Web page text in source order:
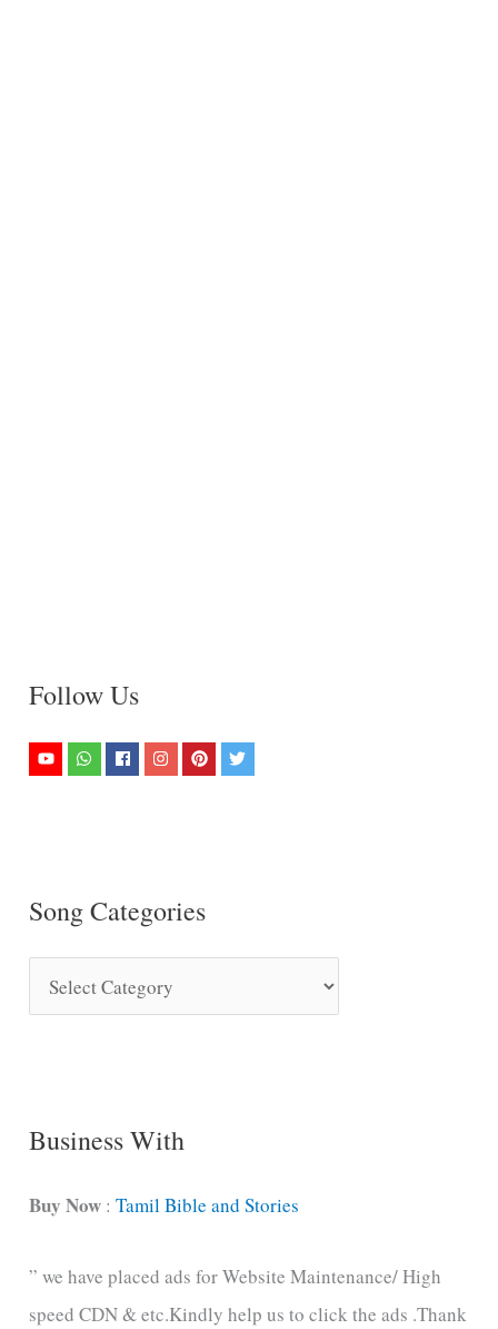
Follow Us
Song Categories
o
C
t
g
o
Business With
Buy Now :Tamil Bible and Stories
” we have placed ads for Website Maintenance/ High
speed CDN & etc.Kindly help us to click the ads .Thank